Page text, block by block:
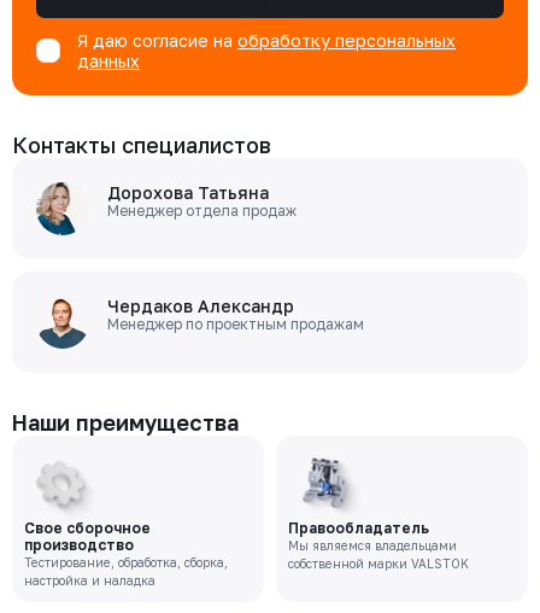
Я даю согласие на обработку персональных
данных
Контакты специалистов
Дорохова Татьяна
Менеджер отдела продаж
Чердаков Александр
Менеджер по проектным продажам
Наши преимущества
Свое сборочное
производство
Тестирование, обработка, сборка,
настройка и наладка
Правообладатель
Мы являемся владельцами
собственной марки VALSTOK